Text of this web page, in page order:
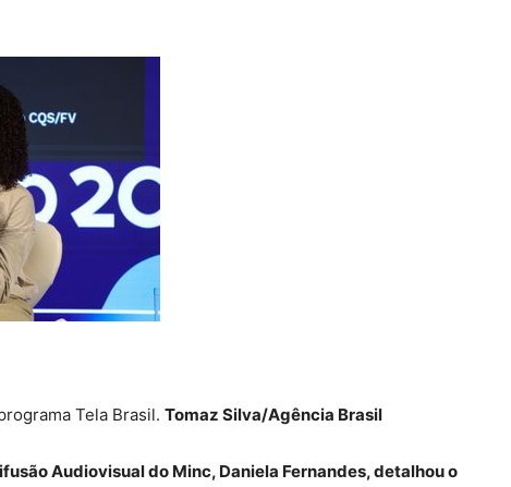
Tela Brasil. Tomaz Silva/Agência Brasil
Audiovisual do Minc, Daniela Fernandes, detalhou o